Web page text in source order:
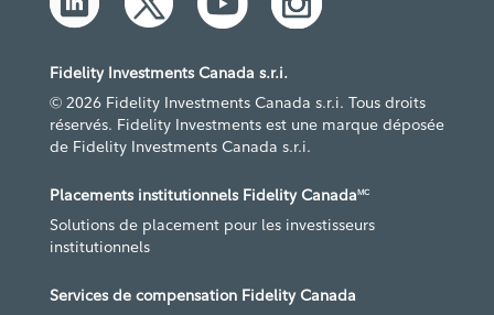
Fidelity Investments Canada s.r.i.
© 2026 Fidelity Investments Canada s.r.i. Tous droits
réservés. Fidelity Investments est une marque déposée
de Fidelity Investments Canada s.r.i.
Placements institutionnels Fidelity CanadaMC
Solutions de placement pour les investisseurs
institutionnels
Services de compensation Fidelity Canada